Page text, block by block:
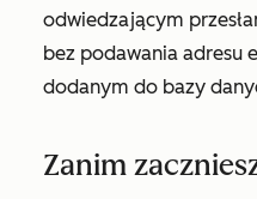
odwiedzającym
bez podawania adresu
dodanym do bazy
Zanim